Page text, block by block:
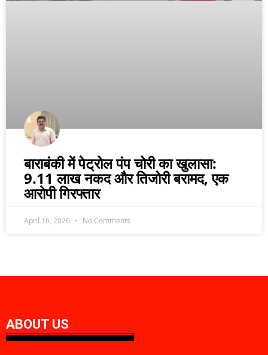
बाराबंकी में पेट्रोल पंप चोरी का खुलासा:
9.11 लाख नकद और तिजोरी बरामद, एक
आरोपी गिरफ्तार
April 16, 2026 No Comments
ABOUT US